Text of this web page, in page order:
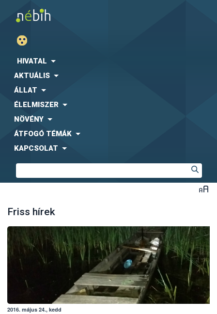
HIVATAL
AKTUÁLIS
ÁLLAT
ÉLELMISZER
NÖVÉNY
ÁTFOGÓ TÉMÁK
KAPCSOLAT
Friss hírek
2016. május 24., kedd